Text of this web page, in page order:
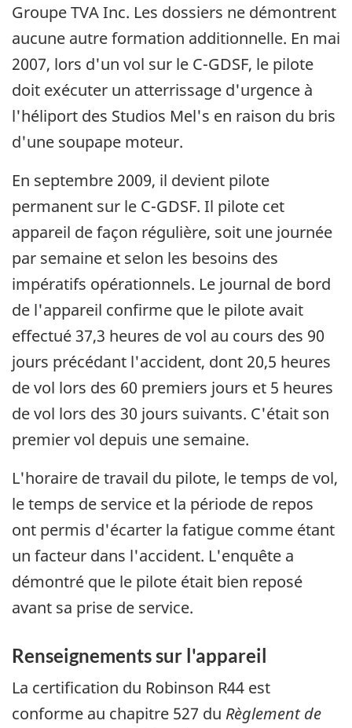
Groupe TVA Inc. Les dossiers ne démontrent
aucune autre formation additionnelle. En mai
2007, lors d'un vol sur le C-GDSF, le pilote
doit exécuter un atterrissage d'urgence à
l'héliport des Studios Mel's en raison du bris
d'une soupape moteur.
En septembre 2009, il devient pilote
permanent sur le C-GDSF. Il pilote cet
appareil de façon régulière, soit une journée
par semaine et selon les besoins des
impératifs opérationnels. Le journal de bord
de l'appareil confirme que le pilote avait
effectué 37,3 heures de vol au cours des 90
jours précédant l'accident, dont 20,5 heures
de vol lors des 60 premiers jours et 5 heures
de vol lors des 30 jours suivants. C'était son
premier vol depuis une semaine.
L'horaire de travail du pilote, le temps de vol,
le temps de service et la période de repos
ont permis d'écarter la fatigue comme étant
un facteur dans l'accident. L'enquête a
démontré que le pilote était bien reposé
avant sa prise de service.
Renseignements sur l'appareil
La certification du Robinson R44 est
conforme au chapitre 527 du Règlement de